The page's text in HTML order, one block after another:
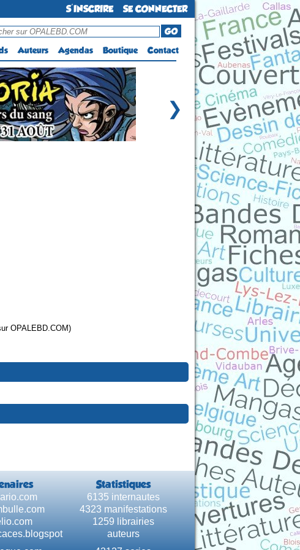
S'INSCRIRE
SE CONNECTER
GO
Auteurs Agendas Boutique Contact
❯
OPALEBD.COM)
Statistiques
6135 internautes
4323 manifestations
1259 librairies
auteurs